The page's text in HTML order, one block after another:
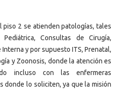
piso 2 se atienden patologías, tales
Pediátrica, Consultas de Cirugía,
y por supuesto ITS, Prenatal,
y Zoonosis, donde la atención es
incluso con las enfermeras
donde lo soliciten, ya que la misión